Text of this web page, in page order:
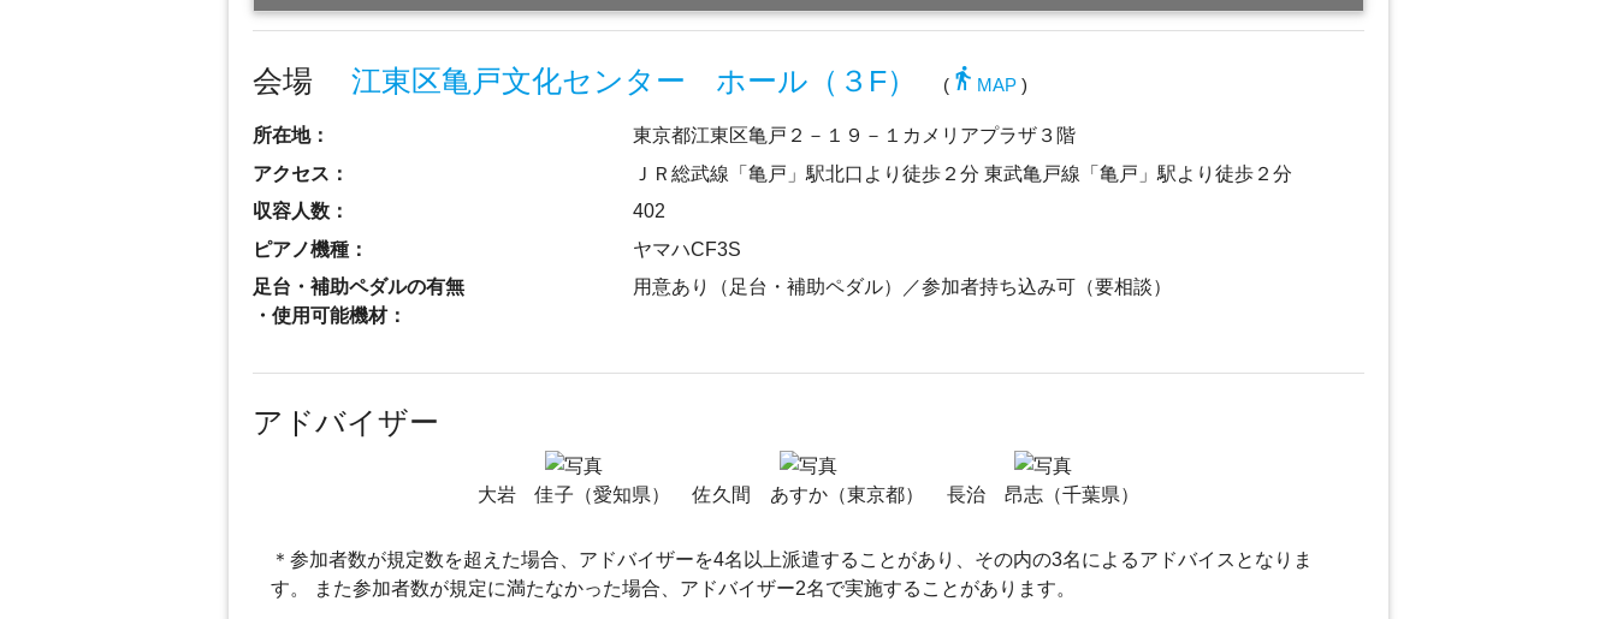
会場江東区亀戸文化センター ホール（３F） ( directions_walk MAP )
所在地：
東京都江東区亀戸２－１９－１カメリアプラザ３階
アクセス：
ＪＲ総武線「亀戸」駅北口より徒歩２分 東武亀戸線「亀戸」駅より徒歩２分
収容人数：
402
ピアノ機種：
ヤマハCF3S
足台・補助ペダルの有無
・使用可能機材：
用意あり（足台・補助ペダル）／参加者持ち込み可（要相談）
アドバイザー
大岩 佳子（愛知県） 佐久間 あすか（東京都） 長治 昂志（千葉県）
＊参加者数が規定数を超えた場合、アドバイザーを4名以上派遣することがあり、その内の3名によるアドバイスとなりま
す。 また参加者数が規定に満たなかった場合、アドバイザー2名で実施することがあります。